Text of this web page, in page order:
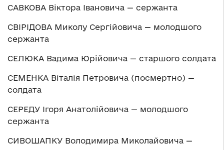
САВКОВА Віктора Івановича — сержанта
СВІРІДОВА Миколу Сергійовича — молодшого
сержанта
СЕЛЮКА Вадима Юрійовича — старшого солдата
СЕМЕНКА Віталія Петровича (посмертно) —
солдата
СЕРЕДУ Ігоря Анатолійовича — молодшого
сержанта
СИВОШАПКУ Володимира Миколайовича —